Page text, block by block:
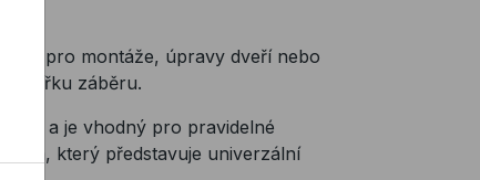
pro montáže, úpravy dveří nebo
šířku záběru.
a je vhodný pro pravidelné
mm, který představuje univerzální